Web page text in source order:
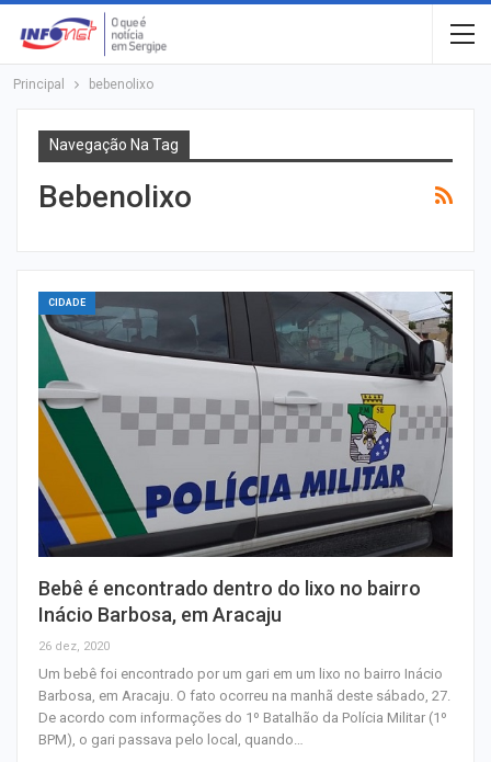
Principal bebenolixo
Navegação Na Tag
Bebenolixo
CIDADE
Bebê é encontrado dentro do lixo no bairro
Inácio Barbosa, em Aracaju
26 dez, 2020
Um bebê foi encontrado por um gari em um lixo no bairro Inácio
Barbosa, em Aracaju. O fato ocorreu na manhã deste sábado, 27.
De acordo com informações do 1º Batalhão da Polícia Militar (1º
BPM), o gari passava pelo local, quando…